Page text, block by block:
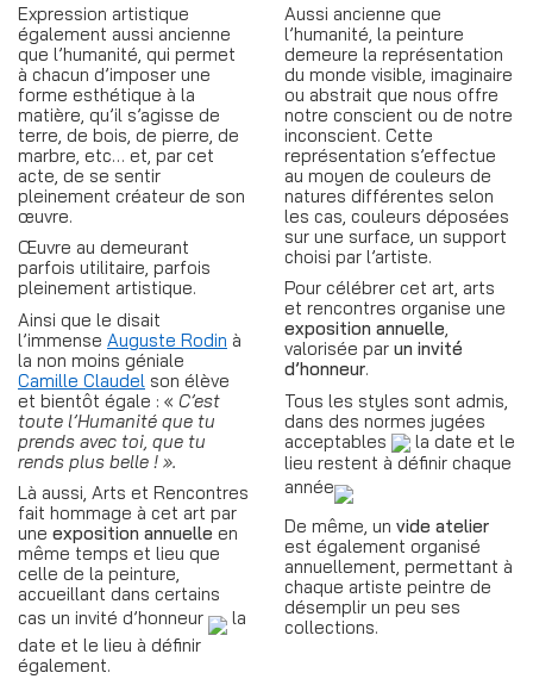
Expression artistique
également aussi ancienne
que l’humanité, qui permet
à chacun d’imposer une
forme esthétique à la
matière, qu’il s’agisse de
terre, de bois, de pierre, de
marbre, etc… et, par cet
acte, de se sentir
pleinement créateur de son
œuvre.
Œuvre au demeurant
parfois utilitaire, parfois
pleinement artistique.
Ainsi que le disait
l’immense Auguste Rodin à
la non moins géniale
Camille Claudel son élève
et bientôt égale : « C’est
toute l’Humanité que tu
prends avec toi, que tu
rends plus belle ! ».
Là aussi, Arts et Rencontres
fait hommage à cet art par
une exposition annuelle en
même temps et lieu que
celle de la peinture,
accueillant dans certains
cas un invité d’honneur
la
date et le lieu à définir
également.
Aussi ancienne que
l’humanité, la peinture
demeure la représentation
du monde visible, imaginaire
ou abstrait que nous offre
notre conscient ou de notre
inconscient. Cette
représentation s’effectue
au moyen de couleurs de
natures différentes selon
les cas, couleurs déposées
sur une surface, un support
choisi par l’artiste.
Pour célébrer cet art, arts
et rencontres organise une
exposition annuelle,
valorisée par un invité
d’honneur.
Tous les styles sont admis,
dans des normes jugées
acceptables
la date et le
lieu restent à définir chaque
année
De même, un vide atelier
est également organisé
annuellement, permettant à
chaque artiste peintre de
désemplir un peu ses
collections.